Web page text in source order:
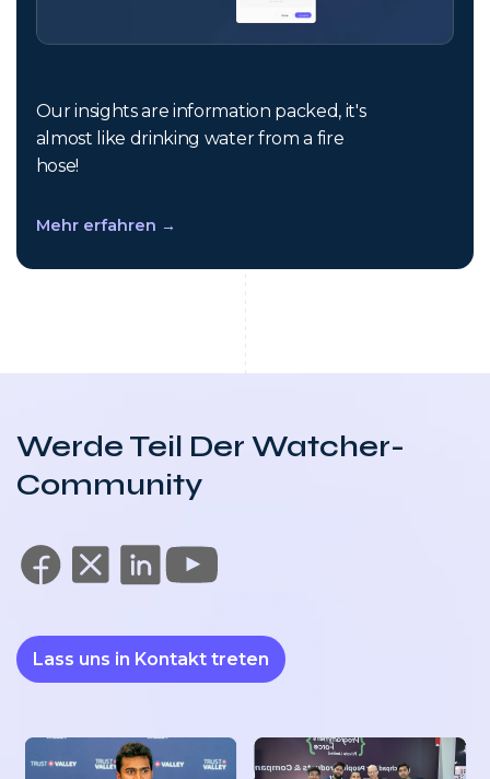
Our insights are information packed, it's
almost like drinking water from a fire
hose!
Mehr erfahren →
Werde Teil Der Watcher-
Community
Lass uns in Kontakt treten